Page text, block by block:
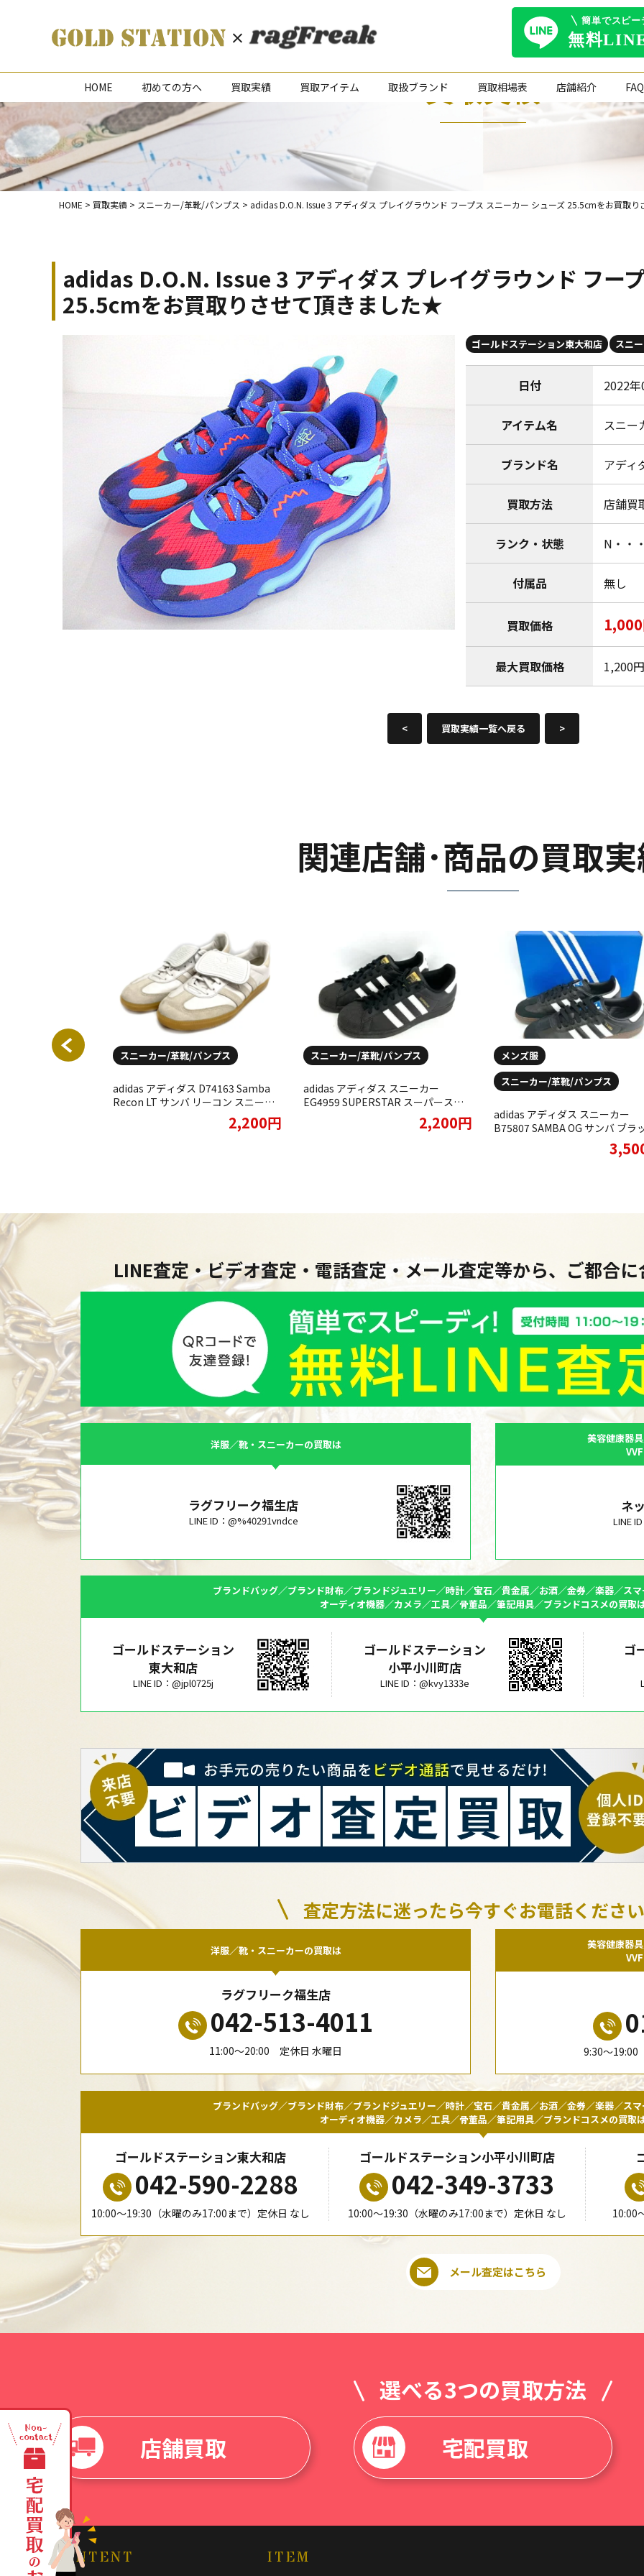
HOME 初めての方へ 買取実績 買取アイテム 取扱ブランド 買取相場表 店舗紹介 FAQ
買取実績
HOME > 買取実績 > スニーカー/革靴/パンプス > adidas D.O.N. Issue 3 アディダス プレイグラウンド フープス スニーカー シューズ 25.5cmをお買取
adidas D.O.N. Issue 3 アディダス プレイグラウンド フー
25.5cmをお買取りさせて頂きました★
ゴールドステーション東大和店 スニ
日付 2022
アイテム名 スニー
ブランド名 アディ
買取方法 店舗買
ランク・状態 N・・
付属品 無し
買取価格
最大買取価格 1,200円
< 買取実績一覧へ戻る >
関連店舗･商品の買取
スニーカー/革靴/パンプス
adidas アディダス D74163 Samba
Recon LT サンバ リーコン スニーカ
ー をお買取りさせていただきまし
2,200円
スニーカー/革靴/パンプス
adidas アディダス スニーカー
EG4959 SUPERSTAR スーパースタ
ー ブラックをお買取りさせていただ
2,200円
メンズ服
スニーカー/革靴/パンプス
adidas アディダス スニーカー
B75807 SAMBA OG サンバ ブラ
をお買取りさせていただきまし
LINE査定・ビデオ査定・電話査定・メール査定等から、ご都合
洋服／靴・スニーカーの買取は
ラグフリーク福生店
LINE ID：@%40291vndce
美容健康器
ネ
LINE
ブランドバッグ／ブランド財布／ブランドジュエリー／時計／宝石／貴金属／お酒／金券／楽器／ス
オーディオ機器／カメラ／工具／骨董品／筆記用具／ブランドコスメの買取
ゴールドステーション
東大和店
LINE ID：@jpl0725j
ゴールドステーション
小平小川町店
LINE ID：@kvy1333e
ゴ
査定方法に迷ったら今すぐお電話くださ
洋服／靴・スニーカーの買取は
ラグフリーク福生店
042-513-4011
11:00〜20:00 定休日 水曜日
美容健康器
9:30〜19:00
ブランドバッグ／ブランド財布／ブランドジュエリー／時計／宝石／貴金属／お酒／金券／楽器／ス
オーディオ機器／カメラ／工具／骨董品／筆記用具／ブランドコスメの買取
ゴールドステーション東大和店
042-590-2288
10:00〜19:30（水曜のみ17:00まで）定休日 なし
ゴールドステーション小平小川町店
042-349-3733
10:00〜19:30（水曜のみ17:00まで）定休日 なし 10:00
メール査定はこちら
選べる3つの買取方法
店舗買取
宅配買取
CONTENT ITEM